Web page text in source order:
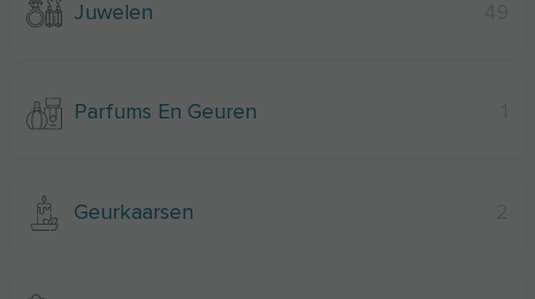
Juwelen
Parfums En Geuren
Geurkaarsen